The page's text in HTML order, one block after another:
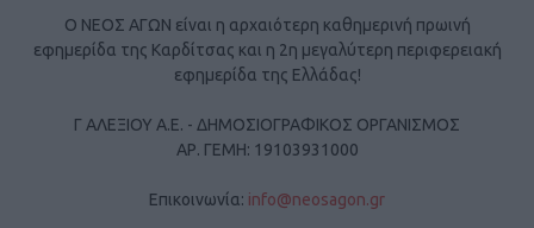
Ο ΝΕΟΣ ΑΓΩΝ είναι η αρχαιότερη καθημερινή πρωινή
εφημερίδα της Καρδίτσας και η 2η μεγαλύτερη περιφερειακή
εφημερίδα της Ελλάδας!
Γ ΑΛΕΞΙΟΥ Α.Ε. - ΔΗΜΟΣΙΟΓΡΑΦΙΚΟΣ ΟΡΓΑΝΙΣΜΟΣ
ΑΡ. ΓΕΜΗ: 19103931000
Επικοινωνία: info@neosagon.gr